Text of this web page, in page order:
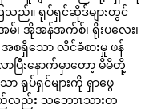
ြသည်။ ရုပ်ရှင်ဆိုဒ်များတွင်
၊ အိုအန်အက်စ်၊ ရိုးပလေး၊
ရှိသော လိင်ခံစားမှု ဖန်
းနောက်မှာတော့ မိမိတို့
ရုပ်ရှင်များကို ရှာဖွေ
ည်း သဘောၤသားတ